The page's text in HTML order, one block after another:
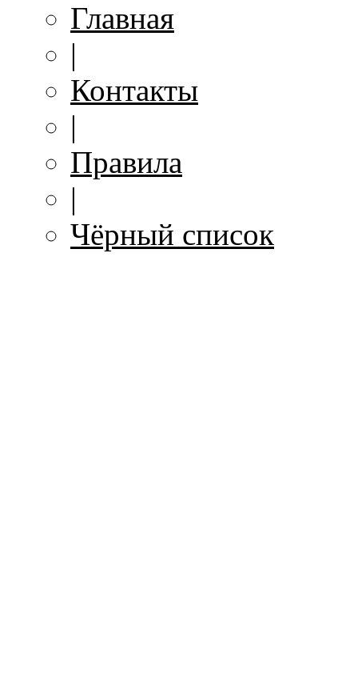
Главная
|
Контакты
|
Правила
|
Чёрный список